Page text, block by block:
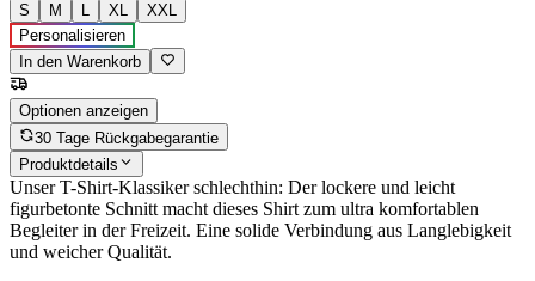
S
M L XL
XXL
Personalisieren
In den Warenkorb
Optionen anzeigen
30 Tage Rückgabegarantie
Produktdetails
Unser T-Shirt-Klassiker schlechthin: Der lockere und leicht
figurbetonte Schnitt macht dieses Shirt zum ultra komfortablen
Begleiter in der Freizeit. Eine solide Verbindung aus Langlebigkeit
und weicher Qualität.